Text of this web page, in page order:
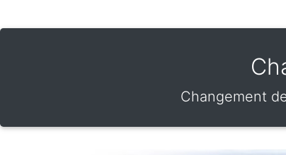
Changement